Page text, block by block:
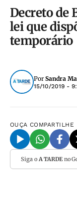
Decreto de
lei que
temporário
Por Sandra
15/10/2019 -
OUÇA COMPARTILHE
Siga o A TARDEno